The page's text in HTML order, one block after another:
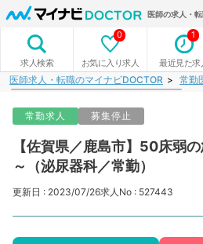
医師の求人・
求人検索 お気に入り求人
0
最近見た求
1
医師求人・転職のマイナビDOCTOR 常勤
常勤求人 募集停止
【佐賀県／鹿島市】50床弱
～（泌尿器科／常勤）
更新日 : 2023/07/26求人No : 527443